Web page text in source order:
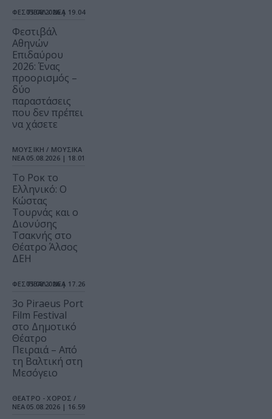
ΦΕΣΤΙΒΑΛ / ΝΕΑ
05.08.2026 | 19.04
Φεστιβάλ
Αθηνών
Επιδαύρου
2026: Ένας
προορισμός –
δύο
παραστάσεις
που δεν πρέπει
να χάσετε
ΜΟΥΣΙΚΗ / ΜΟΥΣΙΚΑ
ΝΕΑ 05.08.2026 | 18.01
Το Ροκ το
Ελληνικό: Ο
Κώστας
Τουρνάς και ο
Διονύσης
Τσακνής στο
Θέατρο Άλσος
ΔΕΗ
ΦΕΣΤΙΒΑΛ / ΝΕΑ
05.08.2026 | 17.26
3o Piraeus Port
Film Festival
στο Δημοτικό
Θέατρο
Πειραιά – Από
τη Βαλτική στη
Μεσόγειο
ΘΕΑΤΡΟ - ΧΟΡΟΣ /
ΝΕΑ 05.08.2026 | 16.59